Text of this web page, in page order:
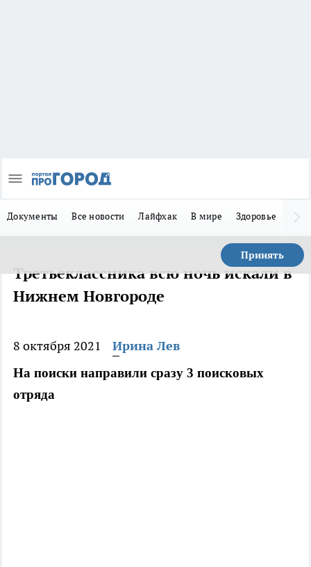
Документы Все новости Лайфхак В мире Здоровье
Принять
Третьеклассника всю ночь искали в
Нижнем Новгороде
8 октября 2021 Ирина Лев
На поиски направили сразу 3 поисковых
отряда